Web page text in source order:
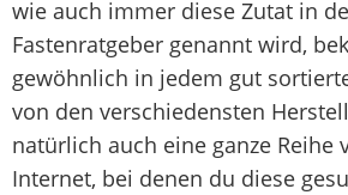
wie auch immer diese Zutat in
Fastenratgeber genannt wird,
gewöhnlich in jedem gut
von den verschiedensten
natürlich auch eine ganze Reihe
Internet, bei denen du diese